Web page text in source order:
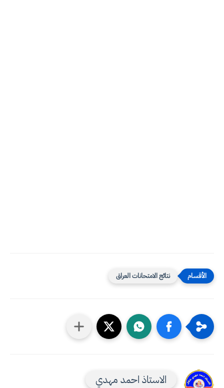
نتائج الامتحانات العراق
الاستاذ احمد مهدي